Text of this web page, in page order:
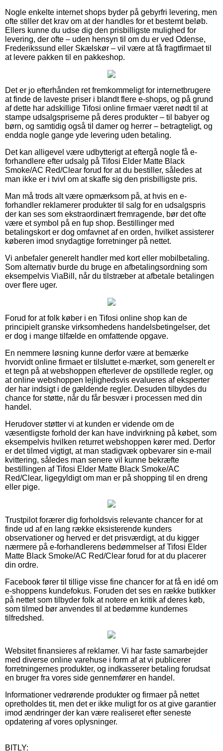
Nogle enkelte internet shops byder på gebyrfri levering, men
ofte stiller det krav om at der handles for et bestemt beløb.
Ellers kunne du udse dig den prisbilligste mulighed for
levering, der ofte – uden hensyn til om du er ved Odense,
Frederikssund eller Skælskør – vil være at få fragtfirmaet til
at levere pakken til en pakkeshop.
Det er jo efterhånden ret fremkommeligt for internetbrugere
at finde de laveste priser i blandt flere e-shops, og på grund
af dette har adskillige Tifosi online firmaer været nødt til at
stampe udsalgspriserne på deres produkter – til babyer og
børn, og samtidig også til damer og herrer – betragteligt, og
endda nogle gange yde levering uden betaling.
Det kan alligevel være udbytterigt at eftergå nogle få e-
forhandlere efter udsalg på Tifosi Elder Matte Black
Smoke/AC Red/Clear forud for at du bestiller, således at
man ikke er i tvivl om at skaffe sig den prisbilligste pris.
Man må trods alt være opmærksom på, at hvis en e-
forhandler reklamerer produkter til salg for en udsalgspris
der kan ses som ekstraordinært fremragende, bør det ofte
være et symbol på en fup shop. Bestillinger med
betalingskort er dog omfavnet af en orden, hvilket assisterer
køberen imod snydagtige forretninger på nettet.
Vi anbefaler generelt handler med kort eller mobilbetaling.
Som alternativ burde du bruge en afbetalingsordning som
eksempelvis ViaBill, når du tilstræber at afbetale betalingen
over flere uger.
Forud for at folk køber i en Tifosi online shop kan de
principielt granske virksomhedens handelsbetingelser, det
er dog i mange tilfælde en omfattende opgave.
En nemmere løsning kunne derfor være at bemærke
hvorvidt online firmaet er tilsluttet e-mærket, som generelt er
et tegn på at webshoppen efterlever de opstillede regler, og
at online webshoppen lejlighedsvis evalueres af eksperter
der har indsigt i de gældende regler. Desuden tilbydes du
chance for støtte, når du får besvær i processen med din
handel.
Herudover støtter vi at kunden er vidende om de
væsentligste forhold der kan have indvirkning på købet, som
eksempelvis hvilken returret webshoppen kører med. Derfor
er det tilmed vigtigt, at man stadigvæk opbevarer sin e-mail
kvittering, således man senere vil kunne bekræfte
bestillingen af Tifosi Elder Matte Black Smoke/AC
Red/Clear, ligegyldigt om man er på shopping til en dreng
eller pige.
Trustpilot forærer dig forholdsvis relevante chancer for at
finde ud af en lang række eksisterende kunders
observationer og herved er det prisværdigt, at du kigger
nærmere på e-forhandlerens bedømmelser af Tifosi Elder
Matte Black Smoke/AC Red/Clear forud for at du placerer
din ordre.
Facebook fører til tillige visse fine chancer for at få en idé om
e-shoppens kundefokus. Foruden det ses en række butikker
på nettet som tilbyder folk at notere en kritik af deres køb,
som tilmed bør anvendes til at bedømme kundernes
tilfredshed.
Websitet finansieres af reklamer. Vi har faste samarbejder
med diverse online varehuse i form af at vi publicerer
forretningernes produkter, og indkasserer betaling forudsat
en bruger fra vores side gennemfører en handel.
Informationer vedrørende produkter og firmaer på nettet
opretholdes tit, men det er ikke muligt for os at give garantier
imod ændringer der kan være realiseret efter seneste
opdatering af vores oplysninger.
BITLY: